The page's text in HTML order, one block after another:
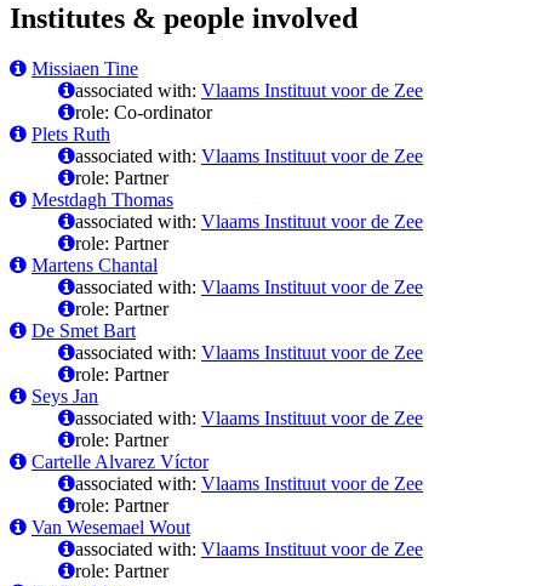
Institutes & people involved
Missiaen Tine
associated with: Vlaams Instituut voor de Zee
role: Co-ordinator
Plets Ruth
associated with: Vlaams Instituut voor de Zee
role: Partner
Mestdagh Thomas
associated with: Vlaams Instituut voor de Zee
role: Partner
Martens Chantal
associated with: Vlaams Instituut voor de Zee
role: Partner
De Smet Bart
associated with: Vlaams Instituut voor de Zee
role: Partner
Seys Jan
associated with: Vlaams Instituut voor de Zee
role: Partner
Cartelle Alvarez Víctor
associated with: Vlaams Instituut voor de Zee
role: Partner
Van Wesemael Wout
associated with: Vlaams Instituut voor de Zee
role: Partner